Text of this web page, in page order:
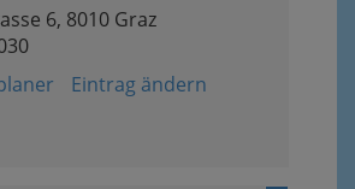
6, 8010 Graz
Eintrag ändern